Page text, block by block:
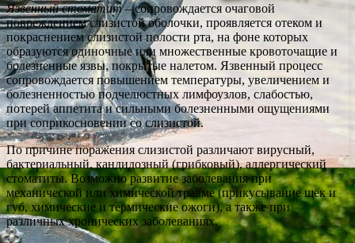
Язвенный стоматит– сопровождается очаговой
повреждением слизистой оболочки, проявляется отеком и
покраснением слизистой полости рта, на фоне которых
образуются одиночные или множественные кровоточащие и
болезненные язвы, покрытые налетом. Язвенный процесс
сопровождается повышением температуры, увеличением и
болезненностью подчелюстных лимфоузлов, слабостью,
потерей аппетита и сильными болезненными ощущениями
при соприкосновении со слизистой.
По причине поражения слизистой различают вирусный,
бактериальный, кандидозный (грибковый), аллергический
стоматиты. Возможно развитие заболевания при
механической или химической травме (прикусывание щёк и
губ, химические и термические ожоги), а также при
различных хронических заболеваниях.